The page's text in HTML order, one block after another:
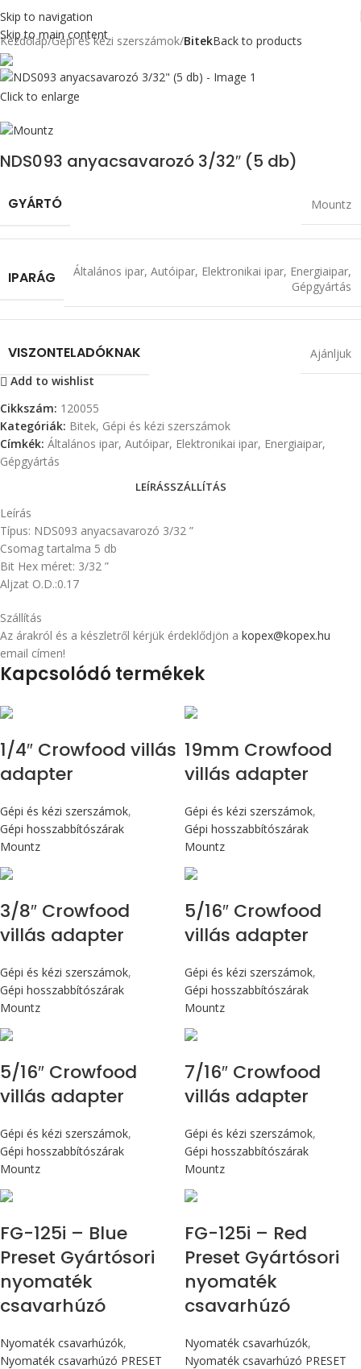
Skip to navigation
Skip to main content
Kezdőlap Gépi és kézi szerszámok BitekBack to products
Click to enlarge
NDS093 anyacsavarozó 3/32″ (5 db)
GYÁRTÓ Mountz
IPARÁG Általános ipar, Autóipar, Elektronikai ipar, Energiaipar,
Gépgyártás
VISZONTELADÓKNAK
Ajánljuk
Add to wishlist
Cikkszám: 120055
Kategóriák: Bitek, Gépi és kézi szerszámok
Címkék: Általános ipar, Autóipar, Elektronikai ipar, Energiaipar,
Gépgyártás
LEÍRÁSSZÁLLÍTÁS
Leírás
Típus: NDS093 anyacsavarozó 3/32 ”
Csomag tartalma 5 db
Bit Hex méret: 3/32 ”
Aljzat O.D.:0.17
Szállítás
Az árakról és a készletről kérjük érdeklődjön a kopex@kopex.hu
email címen!
Kapcsolódó termékek
1/4″ Crowfood villás
adapter
Gépi és kézi szerszámok,
Gépi hosszabbítószárak
Mountz
19mm Crowfood
villás adapter
Gépi és kézi szerszámok,
Gépi hosszabbítószárak
Mountz
3/8″ Crowfood
villás adapter
Gépi és kézi szerszámok,
Gépi hosszabbítószárak
Mountz
5/16″ Crowfood
villás adapter
Gépi és kézi szerszámok,
Gépi hosszabbítószárak
Mountz
5/16″ Crowfood
villás adapter
Gépi és kézi szerszámok,
Gépi hosszabbítószárak
Mountz
7/16″ Crowfood
villás adapter
Gépi és kézi szerszámok,
Gépi hosszabbítószárak
Mountz
FG-125i – Blue
Preset Gyártósori
nyomaték
csavarhúzó
Nyomaték csavarhúzók,
Nyomaték csavarhúzó PRESET
FG-125i – Red
Preset Gyártósori
nyomaték
csavarhúzó
Nyomaték csavarhúzók,
Nyomaték csavarhúzó PRESET